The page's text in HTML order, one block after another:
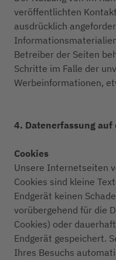
veröffentlichten
ausdrücklich
Betreiber der Seiten
Schritte im Falle der
Werbeinformationen,
4. Datenerfassung
Cookies
Unsere Internetseiten
Cookies sind kleine
Endgerät keinen
vorübergehend für die
Cookies) oder
Endgerät gespeichert.
Ihres Besuchs